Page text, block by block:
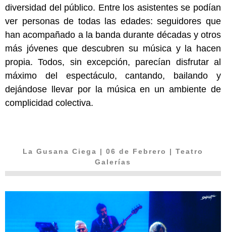
diversidad del público. Entre los asistentes se podían
ver personas de todas las edades: seguidores que
han acompañado a la banda durante décadas y otros
más jóvenes que descubren su música y la hacen
propia. Todos, sin excepción, parecían disfrutar al
máximo del espectáculo, cantando, bailando y
dejándose llevar por la música en un ambiente de
complicidad colectiva.
La Gusana Ciega | 06 de Febrero | Teatro
Galerías